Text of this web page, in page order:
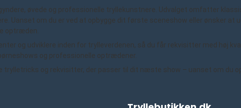
øvede og professionelle tryllekunstnere. Udvalget omfatter
Uanset om du er ved at opbygge dit første sceneshow eller ønsker at
optræden.
og udviklere inden for trylleverdenen, så du får rekvisitter med høj
og professionelle optrædener.
trylletricks og rekvisitter, der passer til dit næste show – uanset om du